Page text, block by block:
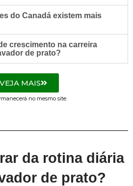
do Canadá existem mais
crescimento na carreira
de prato?
VEJA MAIS
no mesmo site.
da rotina diária
de prato?